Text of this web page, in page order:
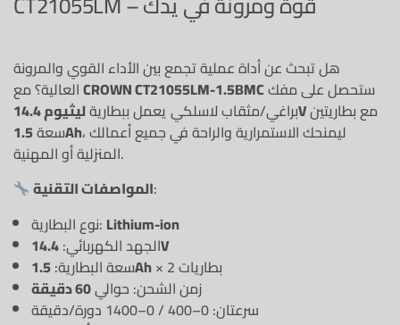
هل تبحث عن أداة عملية تجمع بين الأداء القوي والمرونة
CROWN CT21055LM-1.5BMC
براغي/مثقاب لاسلكي يعمل ببطاريةليثيوم 14.4Vمع بطاريتين
سعة1.5Ah، ليمنحك الاستمرارية والراحة في جميع أعمالك
المنزلية أو المهنية.
المواصفات التقنية:
نوع البطارية: Lithium-ion
الجهد الكهربائي:14.4V
سعة البطارية:1.5Ah
× 2 بطاريات
زمن الشحن: حوالي60 دقيقة
سرعتان: 0–400 / 0–1400 دورة/دقيقة